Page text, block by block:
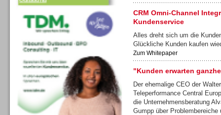
CRM Omni-Channel
Kundenservice
Alles dreht sich um die
Glückliche Kunden kaufen
Zum Whitepaper
"Kunden erwarten
Der ehemalige CEO der
Teleperformance Central
die Unternehmensberatung
Gumpp über